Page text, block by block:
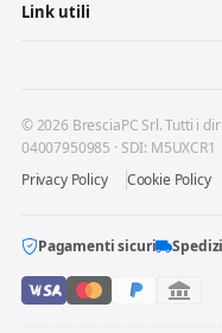
Link utili
© 2026 BresciaPC Srl. Tutti i
04007950985 · SDI: M5UXCR1
Privacy Policy
Cookie Policy
Pagamenti sicuri